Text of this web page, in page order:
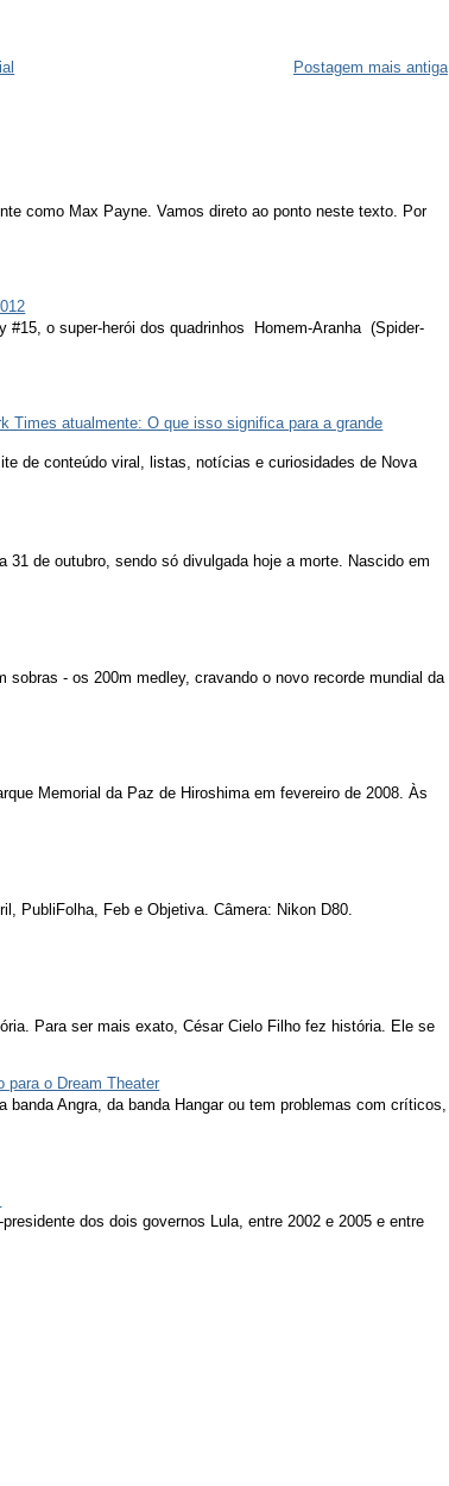
Postagem mais antiga
como Max Payne. Vamos direto ao ponto neste texto. Por
#15, o super-herói dos quadrinhos Homem-Aranha (Spider-
Times atualmente: O que isso significa para a grande
de conteúdo viral, listas, notícias e curiosidades de Nova
31 de outubro, sendo só divulgada hoje a morte. Nascido em
- os 200m medley, cravando o novo recorde mundial da
Memorial da Paz de Hiroshima em fevereiro de 2008. Às
PubliFolha, Feb e Objetiva. Câmera: Nikon D80.
Para ser mais exato, César Cielo Filho fez história. Ele se
para o Dream Theater
Angra, da banda Hangar ou tem problemas com críticos,
dos dois governos Lula, entre 2002 e 2005 e entre